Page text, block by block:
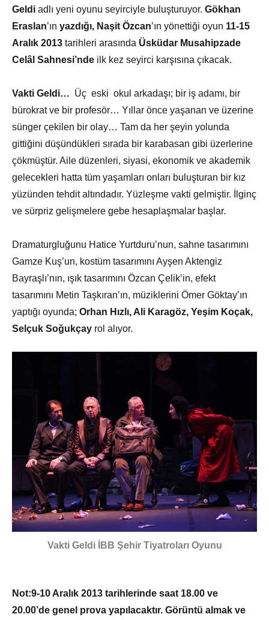
Geldi adlı yeni oyunu seyirciyle buluşturuyor. Gökhan
Eraslan’ın yazdığı, Naşit Özcan’ın yönettiği oyun 11-15
Aralık 2013 tarihleri arasında Üsküdar Musahipzade
Celâl Sahnesi’nde ilk kez seyirci karşısına çıkacak.
Vakti Geldi… Üç eski okul arkadaşı; bir iş adamı, bir
bürokrat ve bir profesör… Yıllar önce yaşanan ve üzerine
sünger çekilen bir olay… Tam da her şeyin yolunda
gittiğini düşündükleri sırada bir karabasan gibi üzerlerine
çökmüştür. Aile düzenleri, siyasi, ekonomik ve akademik
gelecekleri hatta tüm yaşamları onları buluşturan bir kız
yüzünden tehdit altındadır. Yüzleşme vakti gelmiştir. İlginç
ve sürpriz gelişmelere gebe hesaplaşmalar başlar.
Dramaturgluğunu Hatice Yurtduru’nun, sahne tasarımını
Gamze Kuş’un, kostüm tasarımını Ayşen Aktengiz
Bayraşlı’nın, ışık tasarımını Özcan Çelik’in, efekt
tasarımını Metin Taşkıran’ın, müziklerini Ömer Göktay’ın
yaptığı oyunda; Orhan Hızlı, Ali Karagöz, Yeşim Koçak,
Selçuk Soğukçay rol alıyor.
Vakti Geldi İBB Şehir Tiyatroları Oyunu
Not:9-10 Aralık 2013 tarihlerinde saat 18.00 ve
20.00’de genel prova yapılacaktır. Görüntü almak ve